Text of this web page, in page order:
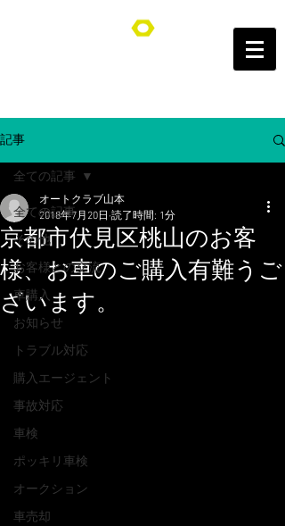
オートクラブ山本/Auto Club YAMAMOTO
記事
全ての記事
その他
お客様との交流
車購入
お知らせ
トラブル対応
購入エージェント
事故対応
車検
ポッキリ車検
オークション
車売却
全ての記事
京都市伏見区桃山のお客
様、お車のご購入有難うご
ざいます。
オートクラブ山本
2018年7月20日 読了時間: 1分